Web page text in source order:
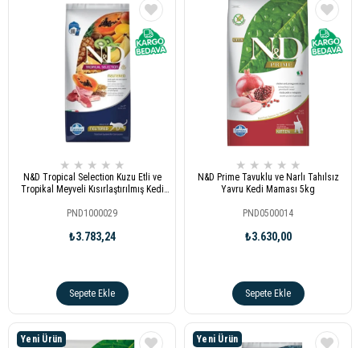
★ ★ ★ ★ ★
N&D Tropical Selection Kuzu Etli ve
Tropikal Meyveli Kısırlaştırılmış Kedi
PND1000029
₺3.783,24
Sepete Ekle
★ ★ ★ ★ ★
N&D Prime Tavuklu ve Narlı Tahılsız
Yavru Kedi Maması 5kg
PND0500014
₺3.630,00
Sepete Ekle
Yeni Ürün Yeni Ürün